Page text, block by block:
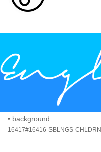
• background
16417#16416 SBLNGS CHLDRN